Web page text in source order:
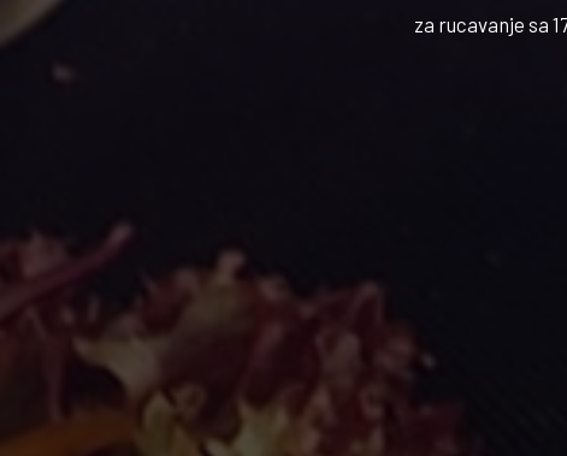
za rucavanje sa